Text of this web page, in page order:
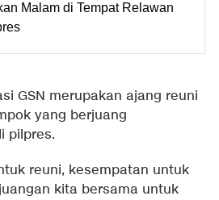
Malam di Tempat Relawan
GSN merupakan ajang reuni
yang berjuang
pilpres.
reuni, kesempatan untuk
kita bersama untuk